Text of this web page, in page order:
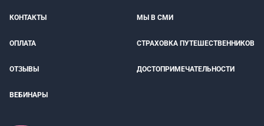
КОНТАКТЫ МЫ В СМИ
ОПЛАТА СТРАХОВКА ПУТЕШЕСТВЕННИКОВ
ОТЗЫВЫ ДОСТОПРИМЕЧАТЕЛЬНОСТИ
ВЕБИНАРЫ